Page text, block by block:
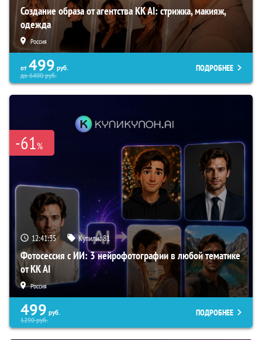
Создание образа от агентства KK AI: стрижка, макияж,
одежда
Россия
от 499 руб.
до6400руб.
ПОДРОБНЕЕ
-61%
12:41:34 Купили:81
Фотосессия с ИИ: 3 нейрофотографии в любой тематике
от KK AI
Россия
499 руб.
1290руб.
ПОДРОБНЕЕ